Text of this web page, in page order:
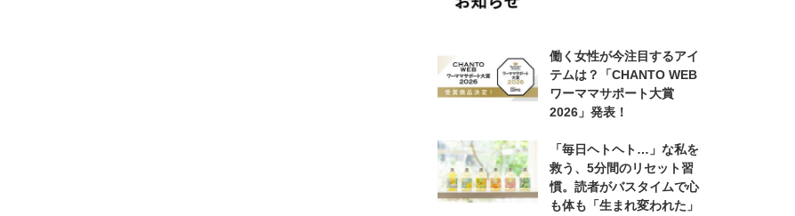
働く女性が今注目するアイ
テムは？「CHANTO WEB
ワーママサポート大賞
2026」発表！
「毎日ヘトヘト…」な私を
救う、5分間のリセット習
慣。読者がバスタイムで心
も体も「生まれ変われた」